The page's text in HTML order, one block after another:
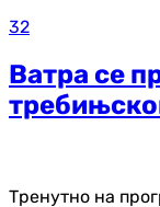
32
Ватра се
Тренутно на